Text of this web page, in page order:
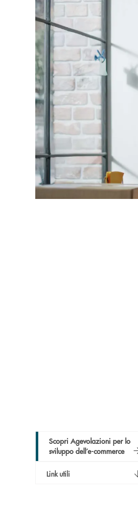
Scopri Agevolazioni per lo
sviluppo dell’e-commerce
Link utili